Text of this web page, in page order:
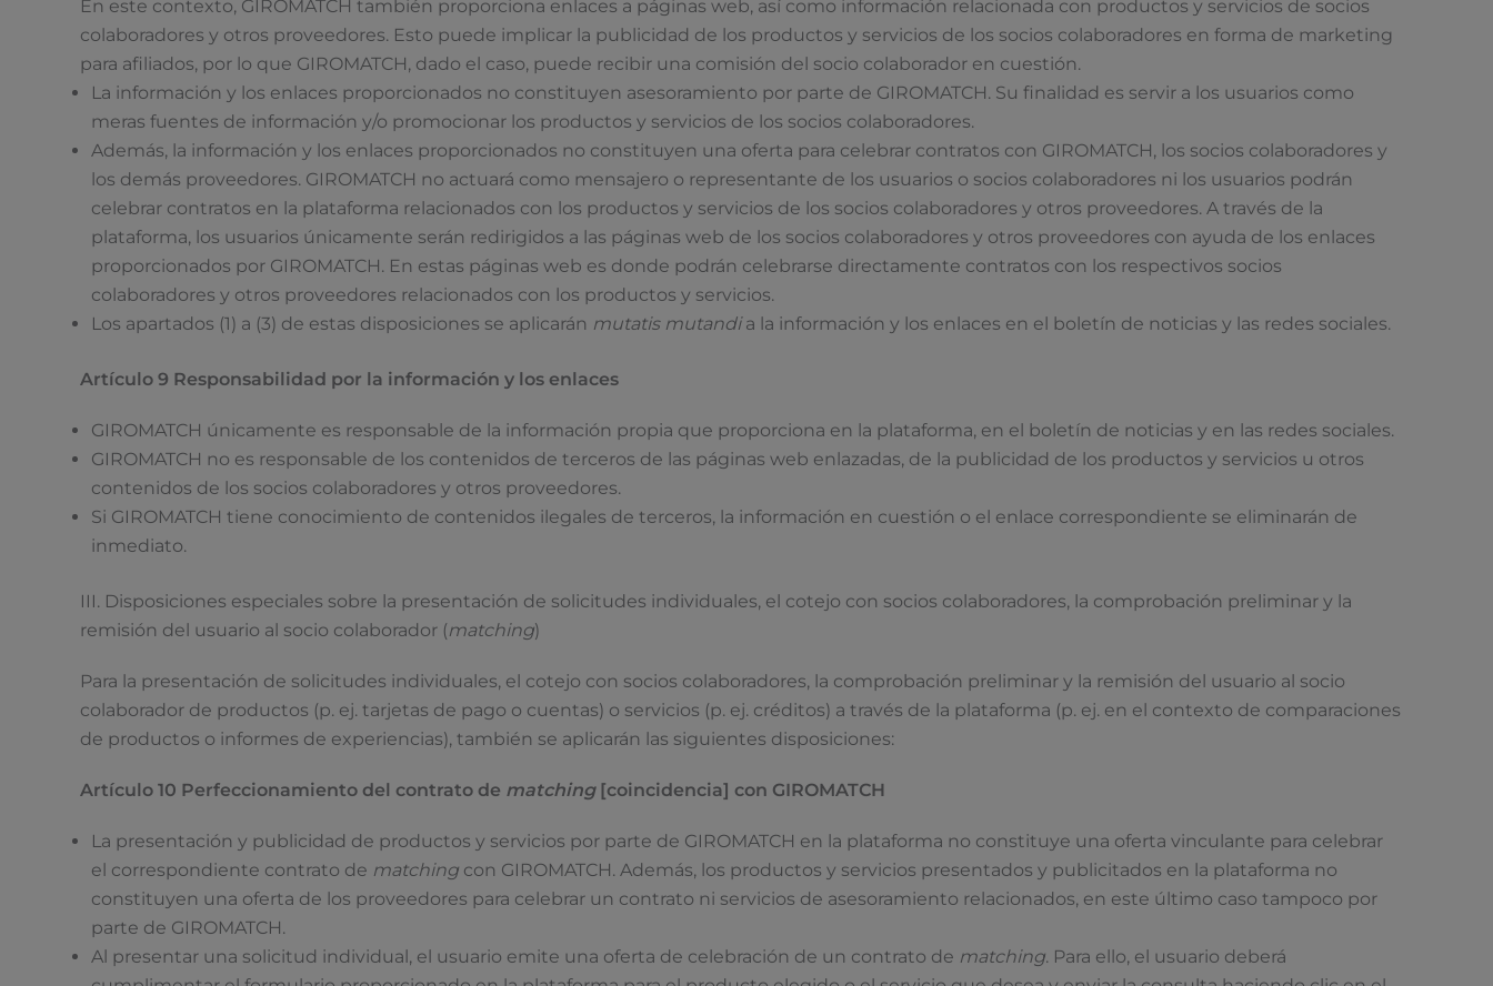
En este contexto, GIROMATCH también proporciona enlaces a páginas web, así como información relacionada con productos y servicios de socios
colaboradores y otros proveedores. Esto puede implicar la publicidad de los productos y servicios de los socios colaboradores en forma de marketing
para afiliados, por lo que GIROMATCH, dado el caso, puede recibir una comisión del socio colaborador en cuestión.
La información y los enlaces proporcionados no constituyen asesoramiento por parte de GIROMATCH. Su finalidad es servir a los usuarios como
meras fuentes de información y/o promocionar los productos y servicios de los socios colaboradores.
Además, la información y los enlaces proporcionados no constituyen una oferta para celebrar contratos con GIROMATCH, los socios colaboradores y
los demás proveedores. GIROMATCH no actuará como mensajero o representante de los usuarios o socios colaboradores ni los usuarios podrán
celebrar contratos en la plataforma relacionados con los productos y servicios de los socios colaboradores y otros proveedores. A través de la
plataforma, los usuarios únicamente serán redirigidos a las páginas web de los socios colaboradores y otros proveedores con ayuda de los enlaces
proporcionados por GIROMATCH. En estas páginas web es donde podrán celebrarse directamente contratos con los respectivos socios
colaboradores y otros proveedores relacionados con los productos y servicios.
Los apartados (1) a (3) de estas disposiciones se aplicarán mutatis mutandia la información y los enlaces en el boletín de noticias y las redes sociales.
Artículo 9 Responsabilidad por la información y los enlaces
GIROMATCH únicamente es responsable de la información propia que proporciona en la plataforma, en el boletín de noticias y en las redes sociales.
GIROMATCH no es responsable de los contenidos de terceros de las páginas web enlazadas, de la publicidad de los productos y servicios u otros
contenidos de los socios colaboradores y otros proveedores.
Si GIROMATCH tiene conocimiento de contenidos ilegales de terceros, la información en cuestión o el enlace correspondiente se eliminarán de
inmediato.
III. Disposiciones especiales sobre la presentación de solicitudes individuales, el cotejo con socios colaboradores, la comprobación preliminar y la
remisión del usuario al socio colaborador (matching)
Para la presentación de solicitudes individuales, el cotejo con socios colaboradores, la comprobación preliminar y la remisión del usuario al socio
colaborador de productos (p. ej. tarjetas de pago o cuentas) o servicios (p. ej. créditos) a través de la plataforma (p. ej. en el contexto de comparaciones
de productos o informes de experiencias), también se aplicarán las siguientes disposiciones:
Artículo 10 Perfeccionamiento del contrato de matching[coincidencia] con GIROMATCH
La presentación y publicidad de productos y servicios por parte de GIROMATCH en la plataforma no constituye una oferta vinculante para celebrar
el correspondiente contrato de matching con GIROMATCH. Además, los productos y servicios presentados y publicitados en la plataforma no
constituyen una oferta de los proveedores para celebrar un contrato ni servicios de asesoramiento relacionados, en este último caso tampoco por
parte de GIROMATCH.
Al presentar una solicitud individual, el usuario emite una oferta de celebración de un contrato de matching. Para ello, el usuario deberá